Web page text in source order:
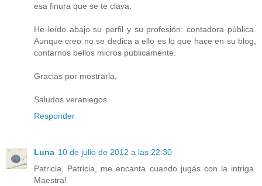
esa finura que se te clava.
He leído abajo su perfil y su profesión: contadora pública.
Aunque creo no se dedica a ello es lo que hace en su blog,
contarnos bellos micros publicamente.
Gracias por mostrarla.
Saludos veraniegos.
Responder
Luna 10 de julio de 2012 a las 22:30
Patricia, Patricia, me encanta cuando jugás con la intriga.
Maestra!